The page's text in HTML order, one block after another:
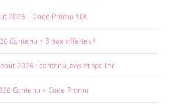
2026 – Code Promo 10€
Contenu + 3 box offertes !
2026 : contenu, avis et spoiler
Contenu + Code Promo